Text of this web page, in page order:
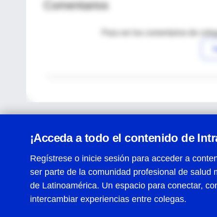
Comentarios
Para ver los comentarios de
¡Acceda a todo el contenido de
Regístrese o inicie sesión para acceder a
ser parte de la comunidad profesional de salud
de Latinoamérica. Un espacio para conectar,
intercambiar experiencias entre colegas.
Centro de Ayuda
Términos y condiciones| Políticas de privacidad